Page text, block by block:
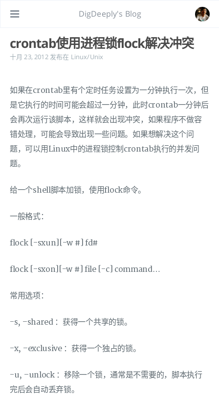
DigDeeply's Blog
crontab使用进程锁flock解决冲突
十月 23, 2012 发布在 Linux/Unix
如果在crontab里有个定时任务设置为一分钟执行一次，但
是它执行的时间可能会超过一分钟，此时crontab一分钟后
会再次运行该脚本，这样就会出现冲突，如果程序不做容
错处理，可能会导致出现一些问题。如果想解决这个问
题，可以用Linux中的进程锁控制crontab执行的并发问
题。
给一个shell脚本加锁，使用flock命令。
一般格式：
flock [-sxun][-w #] fd#
flock [-sxon][-w #] file [-c] command…
常用选项：
-s, –shared ：获得一个共享的锁。
-x, –exclusive ：获得一个独占的锁。
-u, –unlock ：移除一个锁，通常是不需要的，脚本执行
完后会自动丢弃锁。